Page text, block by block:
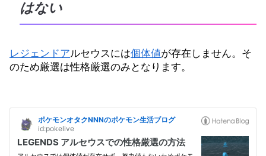
はない
レジェンドアルセウスには個体値が存在しません。そ
のため厳選は性格厳選のみとなります。